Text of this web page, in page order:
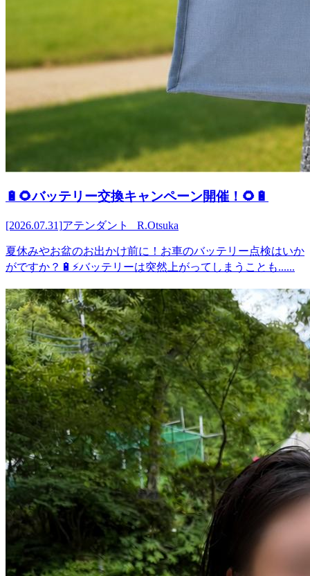
🔋🌻バッテリー交換キャンペーン開催！🌻🔋
[2026.07.31]アテンダント R.Otsuka
夏休みやお盆のお出かけ前に！お車のバッテリー点検はいか
がですか？🔋⚡バッテリーは突然上がってしまうことも......